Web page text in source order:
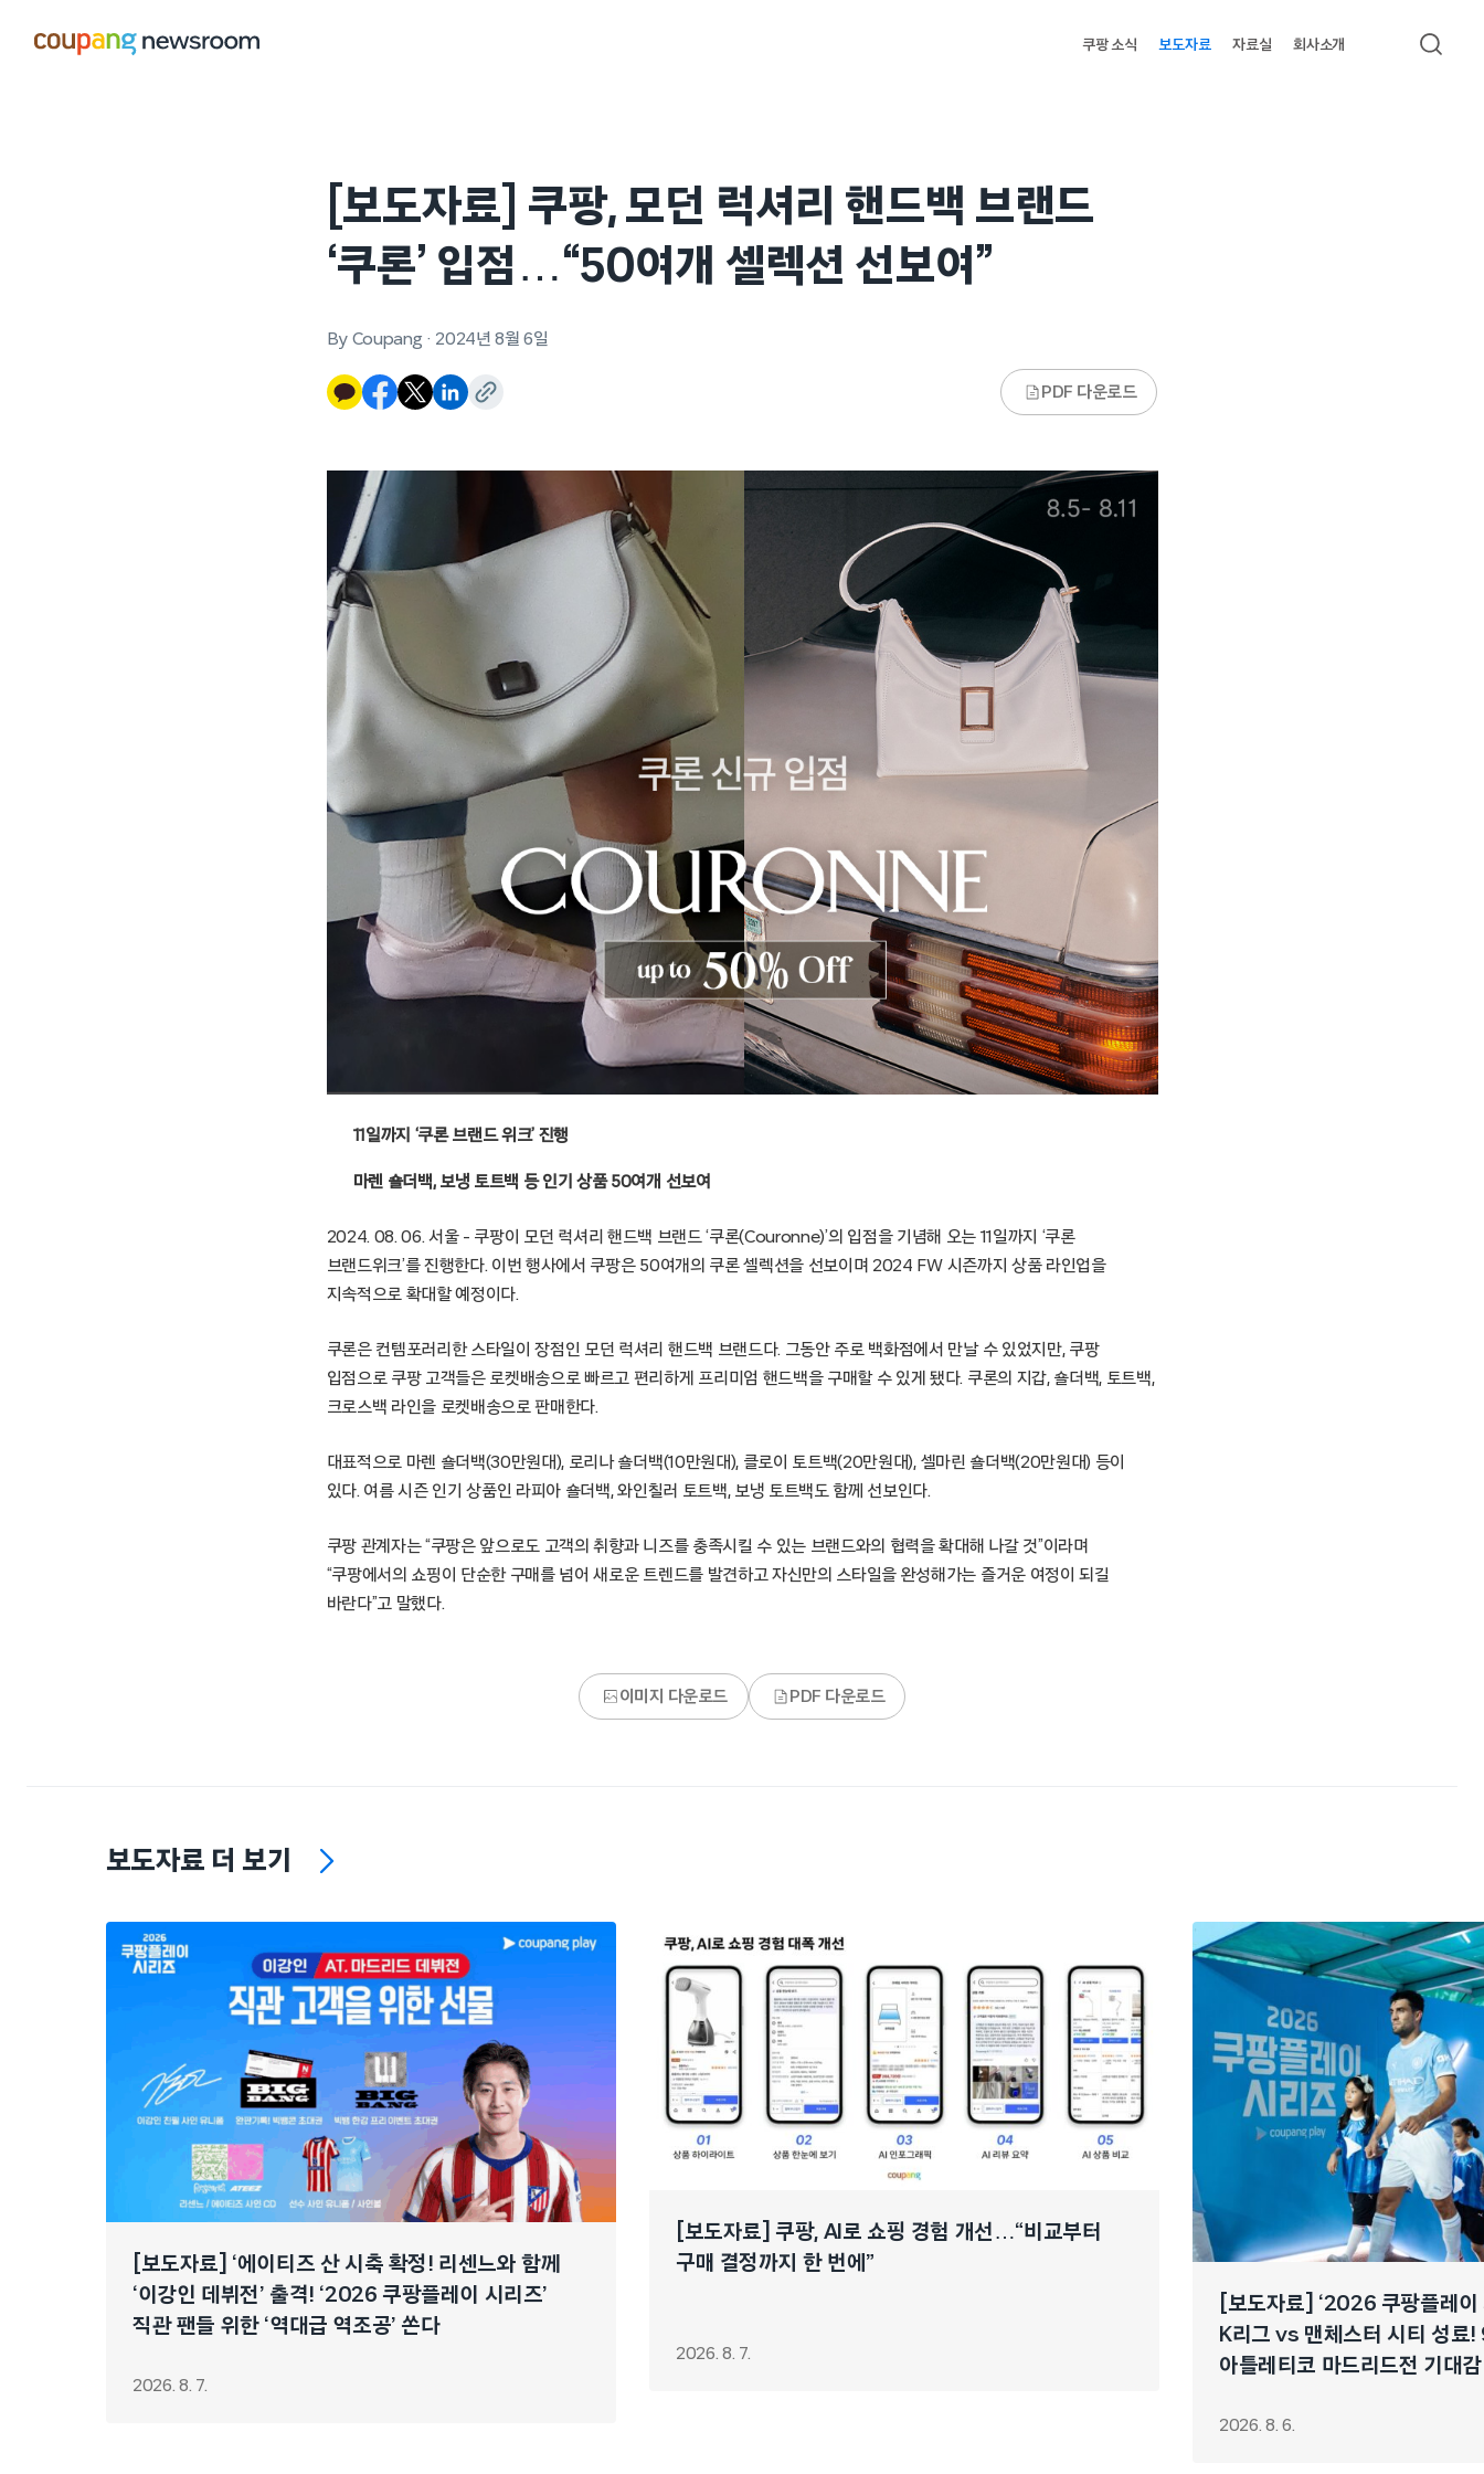
쿠팡 소식 보도자료 자료실 회사소개 검색
[보도자료] 쿠팡, 모던 럭셔리 핸드백 브랜드
‘쿠론’ 입점…“50여개 셀렉션 선보여”
By Coupang · 2024년 8월 6일
PDF 다운로드
11일까지 ‘쿠론 브랜드 위크’ 진행
마렌 숄더백, 보냉 토트백 등 인기 상품 50여개 선보여
2024. 08. 06. 서울 – 쿠팡이 모던 럭셔리 핸드백 브랜드 ‘쿠론(Couronne)’의 입점을 기념해 오는 11일까지 ‘쿠론
브랜드위크’를 진행한다. 이번 행사에서 쿠팡은 50여개의 쿠론 셀렉션을 선보이며 2024 FW 시즌까지 상품 라인업을
지속적으로 확대할 예정이다.
쿠론은 컨템포러리한 스타일이 장점인 모던 럭셔리 핸드백 브랜드다. 그동안 주로 백화점에서 만날 수 있었지만, 쿠팡
입점으로 쿠팡 고객들은 로켓배송으로 빠르고 편리하게 프리미엄 핸드백을 구매할 수 있게 됐다. 쿠론의 지갑, 숄더백, 토트백,
크로스백 라인을 로켓배송으로 판매한다.
대표적으로 마렌 숄더백(30만원대), 로리나 숄더백(10만원대), 클로이 토트백(20만원대), 셀마린 숄더백(20만원대) 등이
있다. 여름 시즌 인기 상품인 라피아 숄더백, 와인칠러 토트백, 보냉 토트백도 함께 선보인다.
쿠팡 관계자는 “쿠팡은 앞으로도 고객의 취향과 니즈를 충족시킬 수 있는 브랜드와의 협력을 확대해 나갈 것”이라며
“쿠팡에서의 쇼핑이 단순한 구매를 넘어 새로운 트렌드를 발견하고 자신만의 스타일을 완성해가는 즐거운 여정이 되길
바란다”고 말했다.
이미지 다운로드 PDF 다운로드
보도자료 더 보기
[보도자료] ‘에이티즈 산 시축 확정! 리센느와 함께
‘이강인 데뷔전’ 출격! ‘2026 쿠팡플레이 시리즈’
직관 팬들 위한 ‘역대급 역조공’ 쏜다
2026. 8. 7.
[보도자료] 쿠팡, AI로 쇼핑 경험 개선…“비교부터
구매 결정까지 한 번에”
2026. 8. 7.
[보도자료] ‘2026 쿠팡플레이
K리그 vs 맨체스터 시티 성료!
아틀레티코 마드리드전 기대
2026. 8. 6.